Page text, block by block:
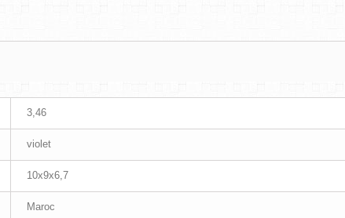
3,46
violet
10x9x6,7
Maroc